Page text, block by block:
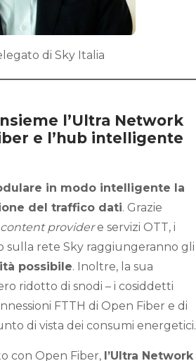
di Sky Italia
l’Ultra Network
e l’hub intelligente
in modo intelligente la
del traffico dati. Grazie
content providere servizi OTT, i
sulla rete Sky raggiungeranno gli
possibile. Inoltre, la sua
ridotto di snodi – i cosiddetti
FTTH di Open Fiber e di
di vista dei consumi energetici.
con Open Fiber, l’Ultra Network